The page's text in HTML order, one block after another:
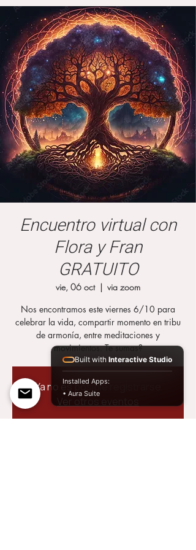
Encuentro virtual con
Flora y Fran
GRATUITO
vie, 06 oct
  |
via zoom
Nos encontramos este viernes 6/10 para
celebrar la vida, compartir momento en tribu
de armonía, entre meditaciones y
movimientos. Te sumas?
Ya no es posible registrarse
Ver otros eventos
Built with Interactive Studio
Installed Apps:
• Aura Suite